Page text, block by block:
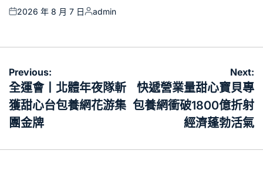
Posted
2026 年 8 月 7 日
Posted
admin
文
章
導
覽
Previous:
全運會丨北體年夜隊斬
獲甜心台包養網花游集
團金牌
Next:
快遞營業量甜心寶貝專
包養網衝破1800億折射
經濟蓬勃活氣